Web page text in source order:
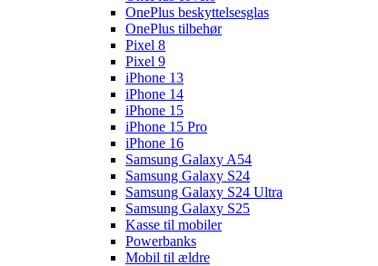
OnePlus beskyttelsesglas
OnePlus tilbehør
Pixel 8
Pixel 9
iPhone 13
iPhone 14
iPhone 15
iPhone 15 Pro
iPhone 16
Samsung Galaxy A54
Samsung Galaxy S24
Samsung Galaxy S24 Ultra
Samsung Galaxy S25
Kasse til mobiler
Powerbanks
Mobil til ældre